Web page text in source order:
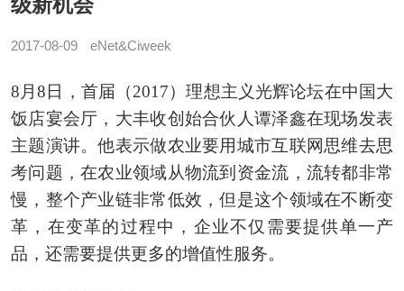
级新机会
2017-08-09 eNet&Ciweek
8月8日，首届（2017）理想主义光辉论坛在中国大
饭店宴会厅，大丰收创始合伙人谭泽鑫在现场发表
主题演讲。他表示做农业要用城市互联网思维去思
考问题，在农业领域从物流到资金流，流转都非常
慢，整个产业链非常低效，但是这个领域在不断变
革，在变革的过程中，企业不仅需要提供单一产
品，还需要提供更多的增值性服务。